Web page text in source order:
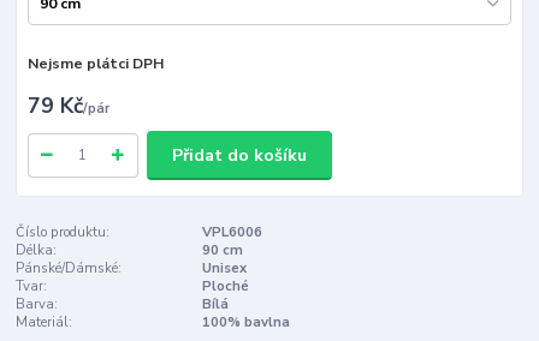
Nejsme plátci DPH
79 Kč/pár
Přidat do košíku
Číslo produktu:
VPL6006
Délka:
90 cm
Pánské/Dámské:
Unisex
Tvar:
Ploché
Barva:
Bílá
Materiál:
100% bavlna